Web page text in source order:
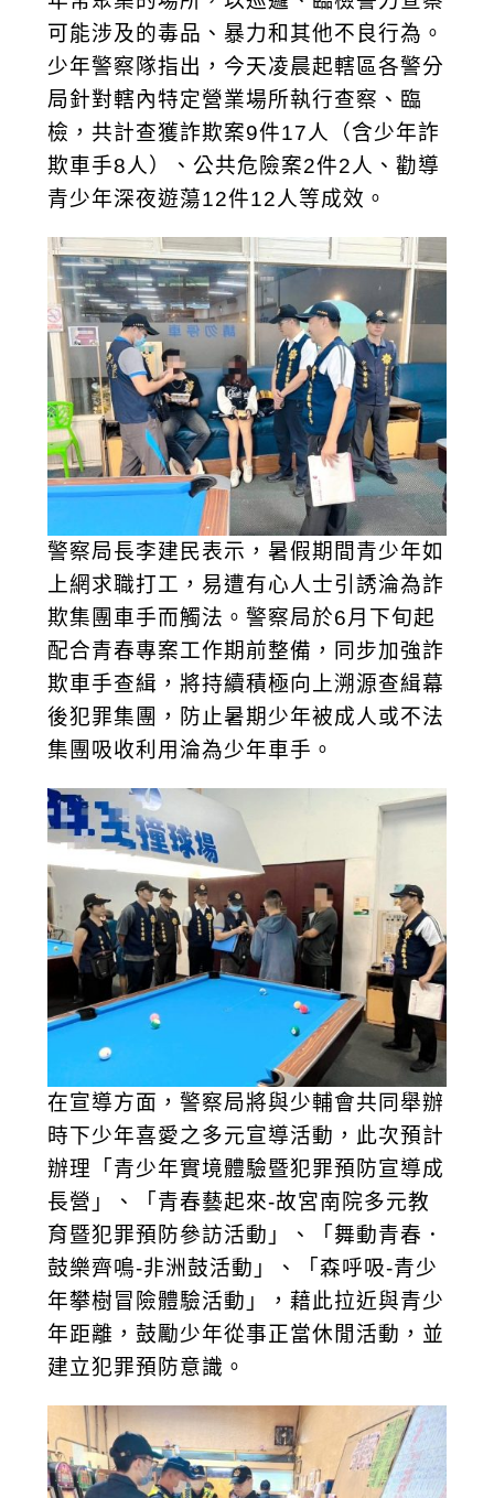
可能涉及的毒品、暴力和其他不良行為。
少年警察隊指出，今天凌晨起轄區各警分
局針對轄內特定營業場所執行查察、臨
檢，共計查獲詐欺案9件17人（含少年詐
欺車手8人）、公共危險案2件2人、勸導
青少年深夜遊蕩12件12人等成效。
警察局長李建民表示，暑假期間青少年如
上網求職打工，易遭有心人士引誘淪為詐
欺集團車手而觸法。警察局於6月下旬起
配合青春專案工作期前整備，同步加強詐
欺車手查緝，將持續積極向上溯源查緝幕
後犯罪集團，防止暑期少年被成人或不法
集團吸收利用淪為少年車手。
在宣導方面，警察局將與少輔會共同舉辦
時下少年喜愛之多元宣導活動，此次預計
辦理「青少年實境體驗暨犯罪預防宣導成
長營」、「青春藝起來-故宮南院多元教
育暨犯罪預防參訪活動」、「舞動青春．
鼓樂齊鳴-非洲鼓活動」、「森呼吸-青少
年攀樹冒險體驗活動」，藉此拉近與青少
年距離，鼓勵少年從事正當休閒活動，並
建立犯罪預防意識。